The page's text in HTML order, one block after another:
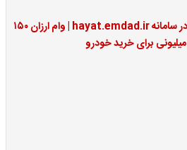
ثبت نام وام یارانه در سامانه hayat.emdad.ir | وام ارزان ۱۵۰
میلیونی برای خرید خودرو